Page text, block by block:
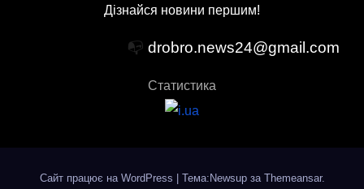
Дізнайся новини першим!
📭 drobro.news24@gmail.com
Статистика
Сайт працює на WordPress Тема:Newsup за Themeansar.